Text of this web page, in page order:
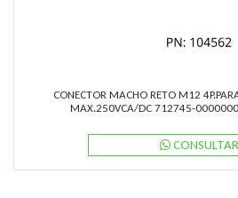
CONECTOR MACHO RETO M12
MAX.250VCA/DC 712745-0000000
CONSULTAR